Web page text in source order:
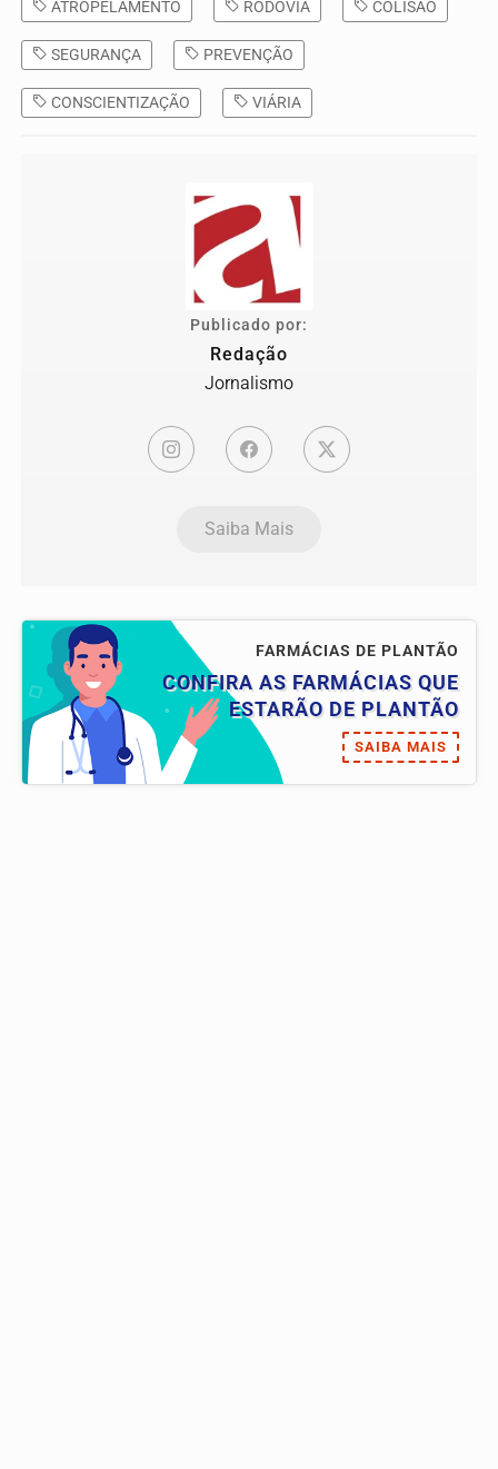
ATROPELAMENTO RODOVIA COLISÃO
SEGURANÇA PREVENÇÃO
CONSCIENTIZAÇÃO VIÁRIA
Publicado por:
Redação
Jornalismo
Saiba Mais
FARMÁCIAS DE PLANTÃO
CONFIRA AS FARMÁCIAS QUE
ESTARÃO DE PLANTÃO
SAIBA MAIS